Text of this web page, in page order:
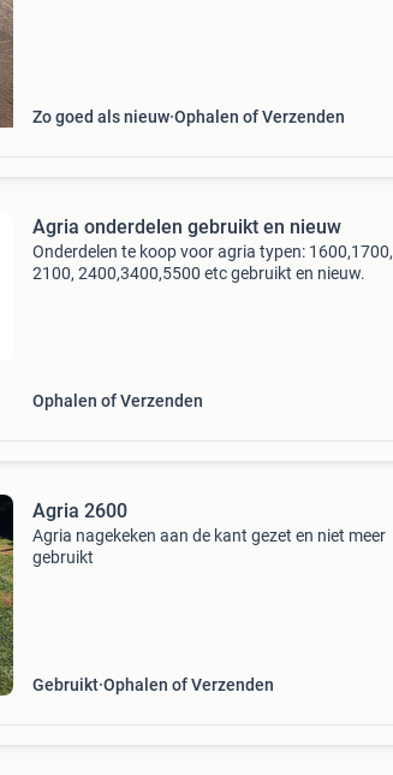
Zo goed als nieuw Ophalen of Verzenden
Agria onderdelen gebruikt en nieuw
Onderdelen te koop voor agria typen: 1600,1700,
2100, 2400,3400,5500 etc gebruikt en nieuw.
Ophalen of Verzenden
Agria 2600
Agria nagekeken aan de kant gezet en niet meer
gebruikt
Gebruikt Ophalen of Verzenden